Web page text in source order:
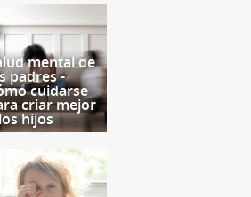
mental de
padres -
cuidarse
criar mejor
hijos